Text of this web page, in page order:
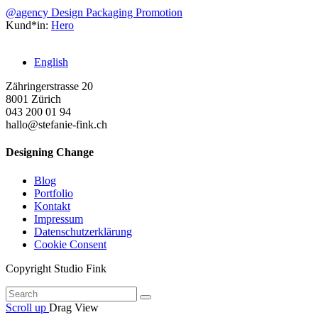
@agency Design Packaging Promotion
Kund*in: Hero
English
Zähringerstrasse 20
8001 Zürich
043 200 01 94
hallo@stefanie-fink.ch
Designing Change
Blog
Portfolio
Kontakt
Impressum
Datenschutzerklärung
Cookie Consent
Copyright Studio Fink
Scroll up Drag View